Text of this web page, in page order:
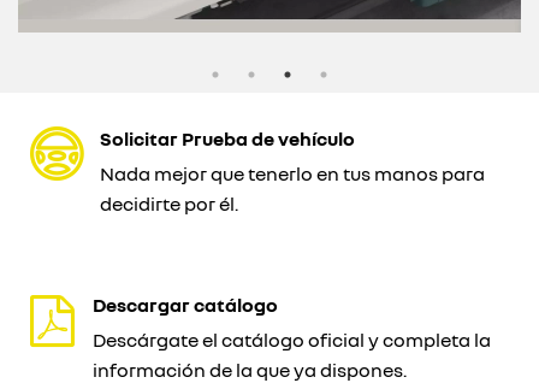
Solicitar Prueba de vehículo
Nada mejor que tenerlo en tus manos para
decidirte por él.
Descargar catálogo
Descárgate el catálogo oficial y completa la
información de la que ya dispones.